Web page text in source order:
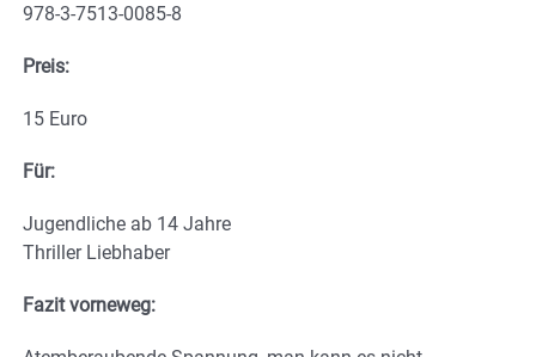
978-3-7513-0085-8
Preis:
15 Euro
Für:
Jugendliche ab 14 Jahre
Thriller Liebhaber
Fazit vorneweg: